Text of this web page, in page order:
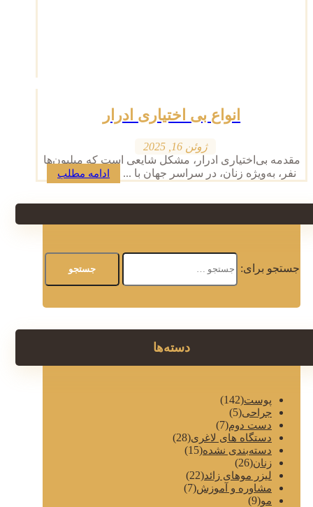
انواع بی اختیاری ادرار
ژوئن 16, 2025
مقدمه بی‌اختیاری ادرار، مشکل شایعی است که میلیون‌ها
نفر، به‌ویژه زنان، در سراسر جهان با ...
ادامه مطلب
جستجو برای:
دسته‌ها
پوست(142)
جراحی(5)
دست دوم(7)
دستگاه های لاغری(28)
دسته‌بندی نشده(15)
زنان(26)
لیزر موهای زائد(22)
مشاوره و آموزش(7)
مو(9)